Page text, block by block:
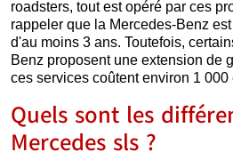
roadsters, tout est opéré par ces
rappeler que la Mercedes-Benz
d'au moins 3 ans. Toutefois,
Benz proposent une extension de
ces services coûtent environ 1
Quels sont les
Mercedes sls ?